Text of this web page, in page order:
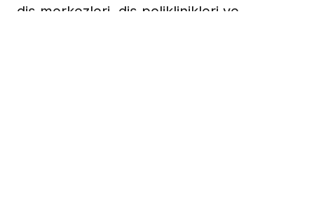
diş merkezleri, diş poliklinikleri ve